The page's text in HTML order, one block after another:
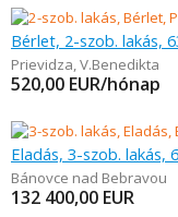
Bérlet, 2-szob. lakás,
Prievidza,V.Benedikta
520,00 EUR/hónap
Eladás, 3-szob. lakás,
Bánovce nad Bebravou
132 400,00 EUR